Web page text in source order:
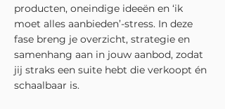
producten, oneindige ideeën en ‘ik
moet alles aanbieden’-stress. In deze
fase breng je overzicht, strategie en
samenhang aan in jouw aanbod, zodat
jij straks een suite hebt die verkoopt én
schaalbaar is.